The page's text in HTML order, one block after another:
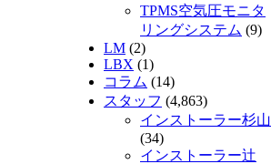
TPMS空気圧モニタ
リングシステム (9)
LM (2)
LBX (1)
コラム (14)
スタッフ (4,863)
インストーラー杉山
(34)
インストーラー辻